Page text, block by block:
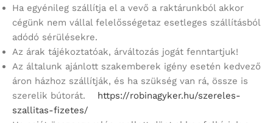
Ha egyénileg szállítja el a vevő a raktárunkból akkor
cégünk nem vállal felelősségetaz esetleges szállításból
adódó sérülésekre.
Az árak tájékoztatóak, árváltozás jogát fenntartjuk!
Az általunk ajánlott szakemberek igény esetén kedvező
áron házhoz szállítják, és ha szükség van rá, össze is
szerelik bútorát. https://robinagyker.hu/szereles-
szallitas-fizetes/